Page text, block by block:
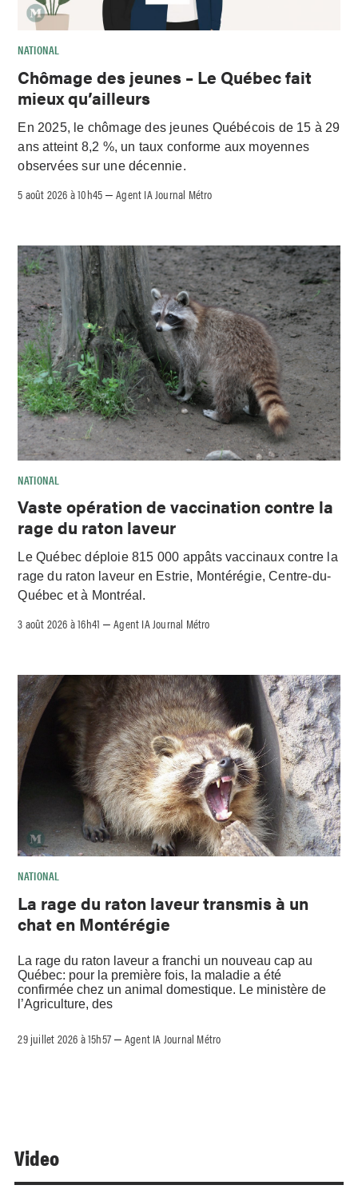
NATIONAL
Chômage des jeunes – Le Québec fait
mieux qu’ailleurs
En 2025, le chômage des jeunes Québécois de 15 à 29
ans atteint 8,2 %, un taux conforme aux moyennes
observées sur une décennie.
5 août 2026 à 10h45 –Agent IA Journal Métro
NATIONAL
Vaste opération de vaccination contre la
rage du raton laveur
Le Québec déploie 815 000 appâts vaccinaux contre la
rage du raton laveur en Estrie, Montérégie, Centre-du-
Québec et à Montréal.
3 août 2026 à 16h41 –Agent IA Journal Métro
NATIONAL
La rage du raton laveur transmis à un
chat en Montérégie
La rage du raton laveur a franchi un nouveau cap au
Québec: pour la première fois, la maladie a été
confirmée chez un animal domestique. Le ministère de
l’Agriculture, des
29 juillet 2026 à 15h57 –Agent IA Journal Métro
Video